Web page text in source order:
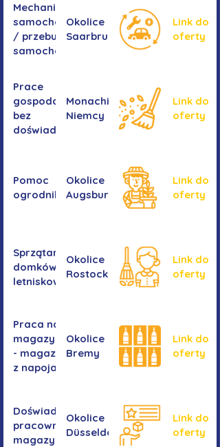
Mechanika
samochodowa
/ przebudowa
samochodów
Okolice
Saarbrucken
Link do
oferty
Prace
gospodarcze -
bez
doświadczenia
Monachium,
Niemcy
Link do
oferty
Pomoc
ogrodnika
Okolice
Augsburga
Link do
oferty
Sprzątanie
domków
letniskowych
Okolice
Rostocku
Link do
oferty
Praca na
magazynie
- magazyn
z napojami
Okolice
Bremy
Link do
oferty
Doświadczony
pracownik/pracownica
magazynu
Okolice
Düsseldorf
Link do
oferty